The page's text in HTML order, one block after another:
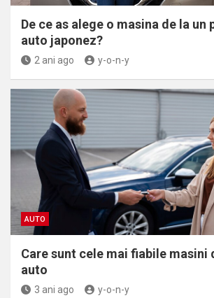
De ce as alege o masina de la
auto japonez?
2 ani ago y-o-n-y
AUTO
Care sunt cele mai fiabile masini
auto
3 ani ago y-o-n-y